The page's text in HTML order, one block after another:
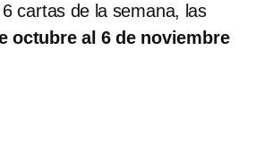
cartas de la semana, las
octubre al 6 de noviembre